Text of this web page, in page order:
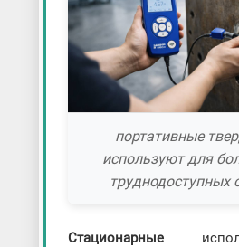
портативные
используют для
труднодоступных
Стационарные